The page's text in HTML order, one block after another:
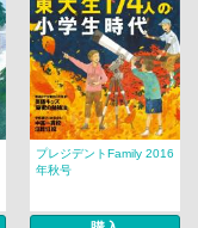
プレジデントFamily 2016
年秋号